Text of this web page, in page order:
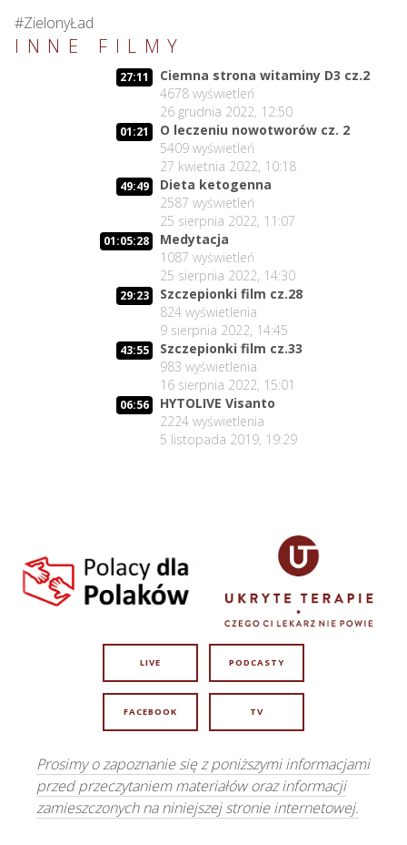
#ZielonyŁad
INNE FILMY
27:11
Ciemna strona witaminy D3 cz.2
4678 wyświetleń
26 grudnia 2022, 12:50
01:21
O leczeniu nowotworów cz. 2
5409 wyświetleń
27 kwietnia 2022, 10:18
49:49
Dieta ketogenna
2587 wyświetleń
25 sierpnia 2022, 11:07
01:05:28
Medytacja
1087 wyświetleń
25 sierpnia 2022, 14:30
29:23
Szczepionki film cz.28
824 wyświetlenia
9 sierpnia 2022, 14:45
43:55
Szczepionki film cz.33
983 wyświetlenia
16 sierpnia 2022, 15:01
06:56
HYTOLIVE Visanto
2224 wyświetlenia
5 listopada 2019, 19:29
LIVE PODCASTY
FACEBOOK TV
Prosimy o zapoznanie się z poniższymi informacjami
przed przeczytaniem materiałów oraz informacji
zamieszczonych na niniejszej stronie internetowej.